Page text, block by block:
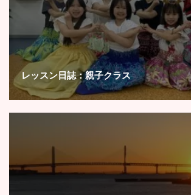
レッスン日誌：親子クラス